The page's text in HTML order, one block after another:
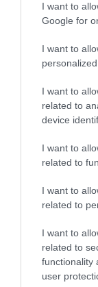
I want to
Google for
I want to
I want to
related to
device
I want to
related to
I want to
related to
I want to
related to
functionality
user
“The Quiz
στον ΣΚΑΪ